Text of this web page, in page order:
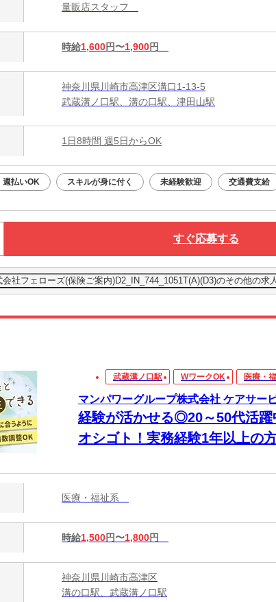
量販店スタッフ
時給1,600円〜1,900円
神奈川県川崎市高津区溝口1-13-5
武蔵溝ノ口駅、溝の口駅、津田山駅
1日8時間 週5日からOK
週払いOK スキルが身に付く 未経験歓迎 交通費支給
すぐ応募する
会社フェローズ(保険ご案内)D2_IN_744_1051T(A)(D3)のその他の求
武蔵溝ノ口駅 WワークOK 医療・
マンパワーグループ株式会社 ケアサー
経験が活かせる◎20～50代活
オシゴト！実務経験1年以上の
医療・福祉系
時給1,500円〜1,800円
神奈川県川崎市高津区
溝の口駅、武蔵溝ノ口駅